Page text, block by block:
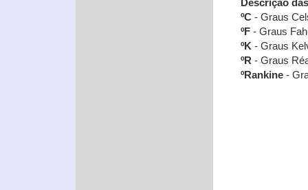
Descrição
ºC - Graus
ºF - Graus
ºK - Graus
ºR - Graus
ºRankine -